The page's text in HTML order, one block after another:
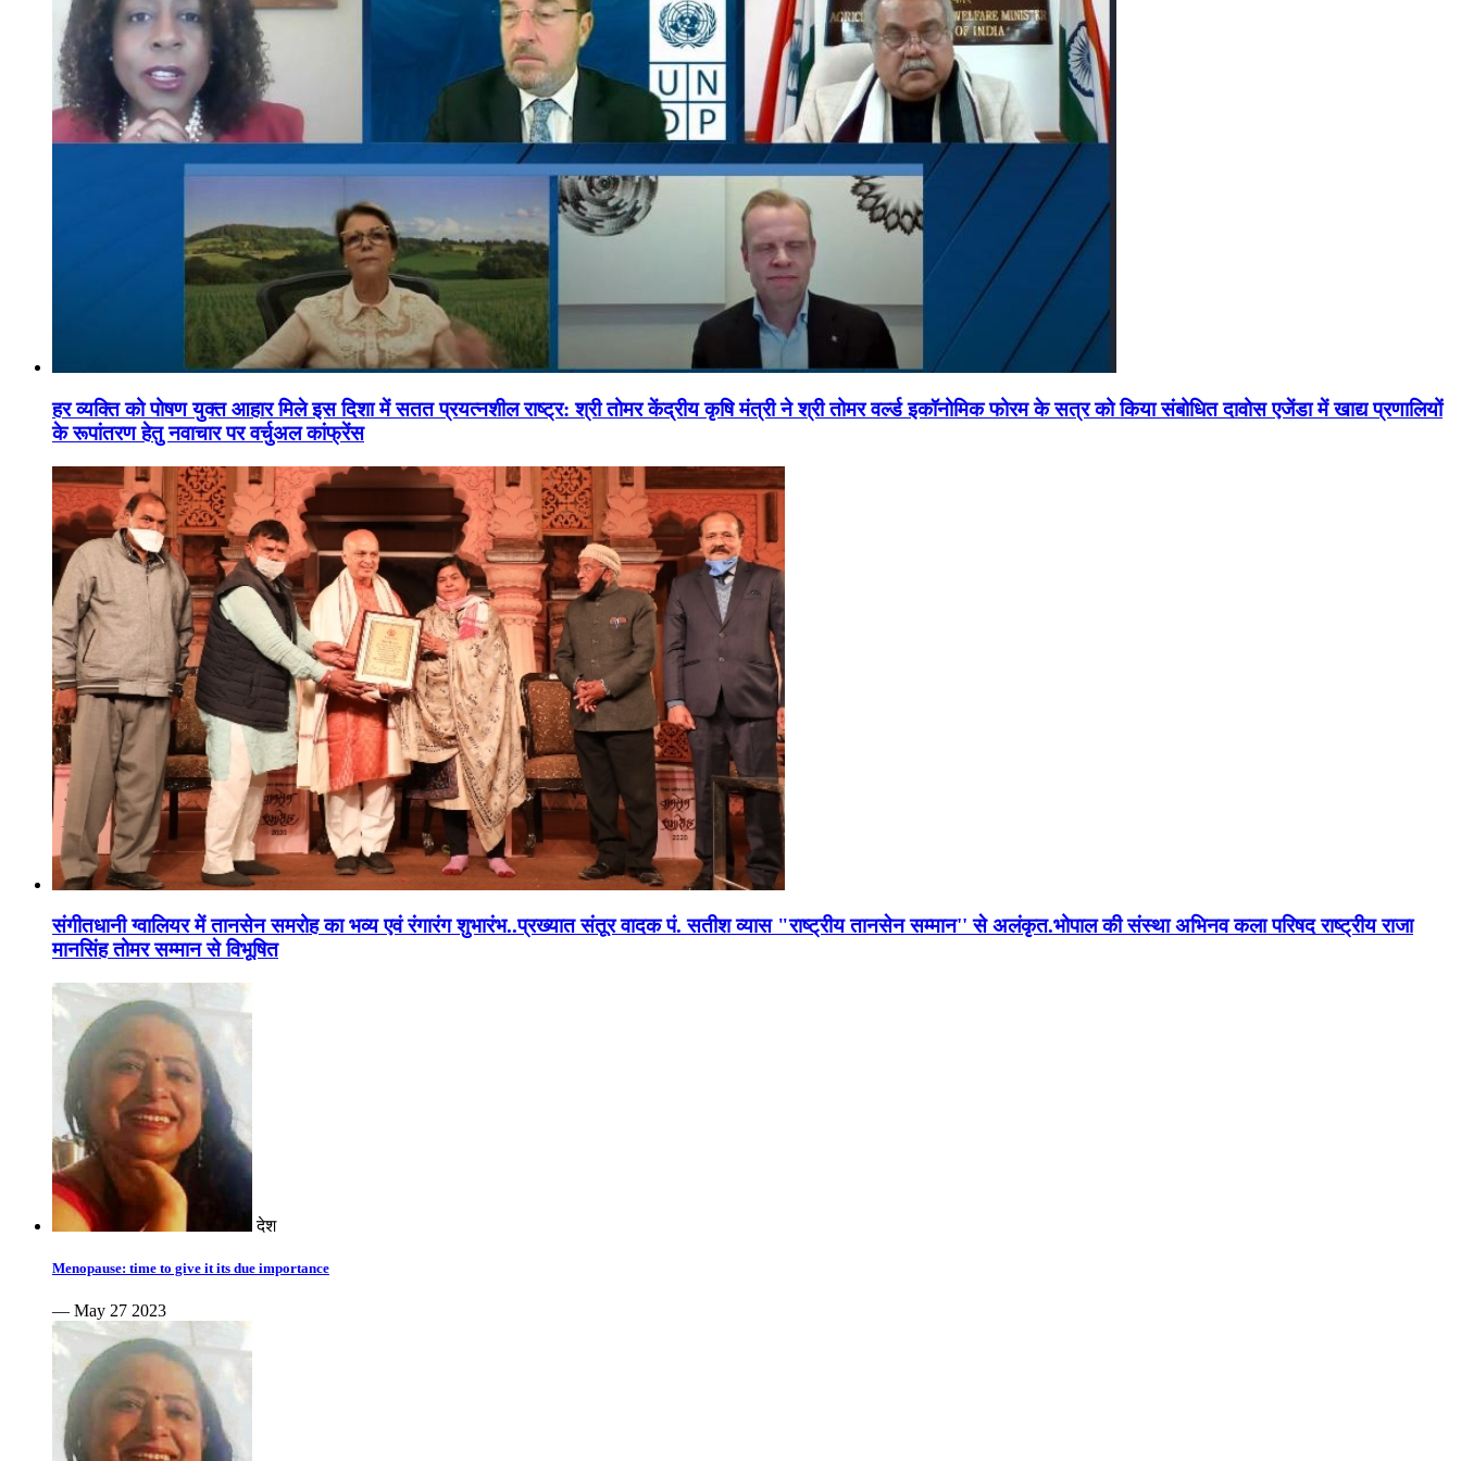
हर व्यक्ति को पोषण युक्त आहार मिले इस दिशा में सतत प्रयत्नशील राष्ट्र: श्री तोमर केंद्रीय कृषि मंत्री ने श्री तोमर वर्ल्ड इकॉनोमिक फोरम के सत्र को किया संबोधित दावोस एजेंडा में खाद्य प्रणालियों
के रूपांतरण हेतु नवाचार पर वर्चुअल कांफ्रेंस
संगीतधानी ग्वालियर में तानसेन समरोह का भव्य एवं रंगारंग शुभारंभ..प्रख्यात संतूर वादक पं. सतीश व्यास "राष्ट्रीय तानसेन सम्मान'' से अलंकृत.भोपाल की संस्था अभिनव कला परिषद राष्ट्रीय राजा
मानसिंह तोमर सम्मान से विभूषित
देश
Menopause: time to give it its due importance
— May 27 2023